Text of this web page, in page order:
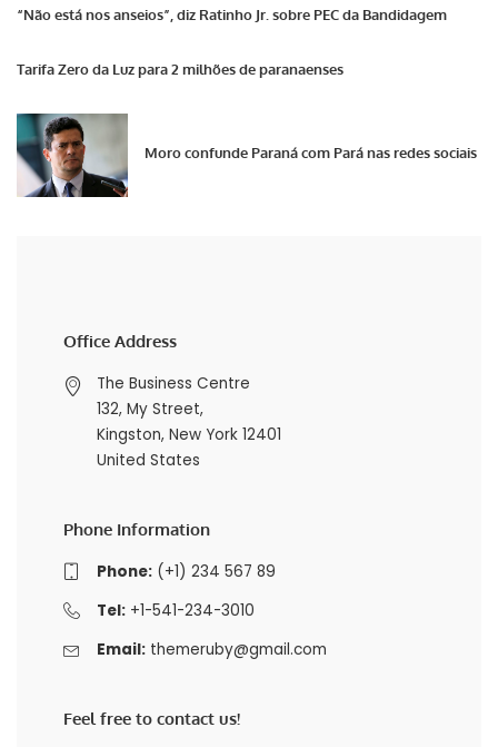
“Não está nos anseios”, diz Ratinho Jr. sobre PEC da Bandidagem
Tarifa Zero da Luz para 2 milhões de paranaenses
Moro confunde Paraná com Pará nas redes sociais
Office Address
The Business Centre
132, My Street,
Kingston, New York 12401
United States
Phone Information
Phone:(+1) 234 567 89
Tel:+1-541-234-3010
Email: themeruby@gmail.com
Feel free to contact us!